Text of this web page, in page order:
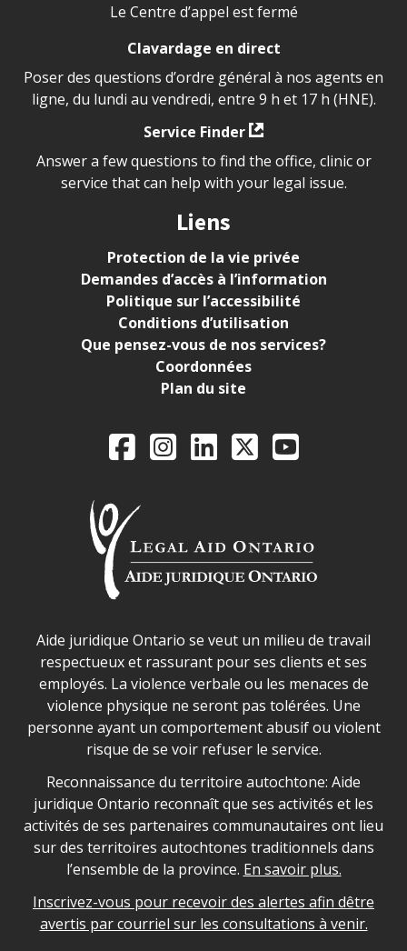
Le Centre d’appel est fermé
Clavardage en direct
Poser des questions d’ordre général à nos agents en
ligne, du lundi au vendredi, entre 9 h et 17 h (HNE).
Service Finder
Answer a few questions to find the office, clinic or
service that can help with your legal issue.
Liens
Protection de la vie privée
Demandes d’accès à l’information
Politique sur l’accessibilité
Conditions d’utilisation
Que pensez-vous de nos services?
Coordonnées
Plan du site
Legal Aid Ontario
FacebookInstagram
LinkedIn
X YouTube
Déclaration sur la sécurité dans les locaux d'AJO.
Aide juridique Ontario se veut un milieu de travail
respectueux et rassurant pour ses clients et ses
employés. La violence verbale ou les menaces de
violence physique ne seront pas tolérées. Une
personne ayant un comportement abusif ou violent
risque de se voir refuser le service.
Legal Aid Ontario land acknowledgement
Reconnaissance du territoire autochtone: Aide
juridique Ontario reconnaît que ses activités et les
activités de ses partenaires communautaires ont lieu
sur des territoires autochtones traditionnels dans
l’ensemble de la province. En savoir plus.
Inscrivez-vous pour recevoir des alertes afin dêtre
avertis par courriel sur les consultations à venir.